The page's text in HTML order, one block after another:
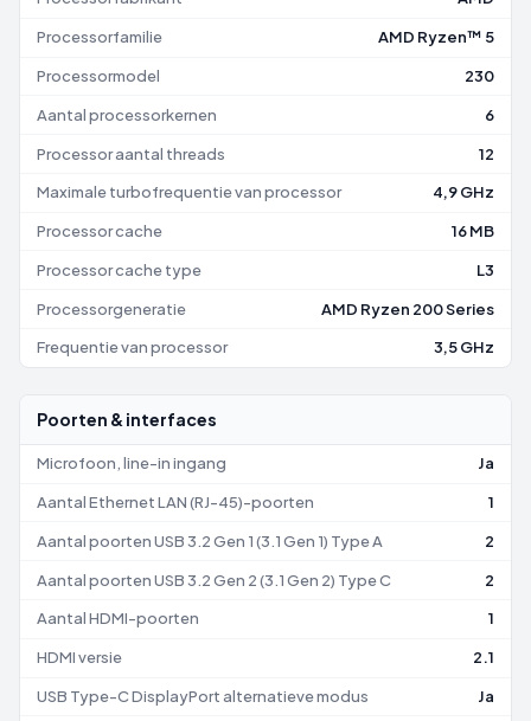
Processorfamilie AMD Ryzen™ 5
Processormodel 230
Aantal processorkernen 6
Processor aantal threads 12
Maximale turbofrequentie van processor 4,9 GHz
Processor cache 16 MB
Processor cache type L3
Processorgeneratie AMD Ryzen 200 Series
Frequentie van processor 3,5 GHz
Poorten & interfaces
Microfoon, line-in ingang Ja
Aantal Ethernet LAN (RJ-45)-poorten 1
Aantal poorten USB 3.2 Gen 1 (3.1 Gen 1) Type A 2
Aantal poorten USB 3.2 Gen 2 (3.1 Gen 2) Type C 2
Aantal HDMI-poorten 1
HDMI versie 2.1
USB Type-C DisplayPort alternatieve modus Ja